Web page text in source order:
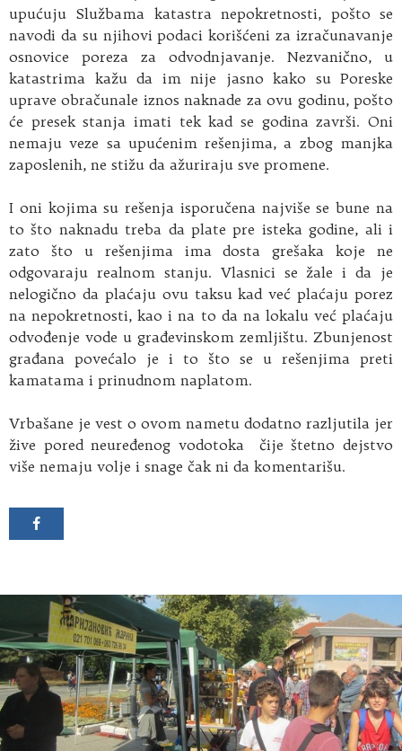
upućuju Službama katastra nepokretnosti, pošto se
navodi da su njihovi podaci korišćeni za izračunavanje
osnovice poreza za odvodnjavanje. Nezvanično, u
katastrima kažu da im nije jasno kako su Poreske
uprave obračunale iznos naknade za ovu godinu, pošto
će presek stanja imati tek kad se godina završi. Oni
nemaju veze sa upućenim rešenjima, a zbog manjka
zaposlenih, ne stižu da ažuriraju sve promene.
I oni kojima su rešenja isporučena najviše se bune na
to što naknadu treba da plate pre isteka godine, ali i
zato što u rešenjima ima dosta grešaka koje ne
odgovaraju realnom stanju. Vlasnici se žale i da je
nelogično da plaćaju ovu taksu kad već plaćaju porez
na nepokretnosti, kao i na to da na lokalu već plaćaju
odvođenje vode u građevinskom zemljištu. Zbunjenost
građana povećalo je i to što se u rešenjima preti
kamatama i prinudnom naplatom.
Vrbašane je vest o ovom nametu dodatno razljutila jer
žive pored neuređenog vodotoka čije štetno dejstvo
više nemaju volje i snage čak ni da komentarišu.